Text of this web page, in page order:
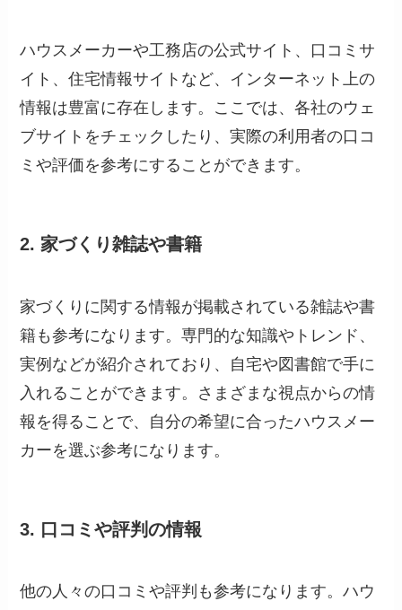
ハウスメーカーや工務店の公式サイト、口コミサ
イト、住宅情報サイトなど、インターネット上の
情報は豊富に存在します。ここでは、各社のウェ
ブサイトをチェックしたり、実際の利用者の口コ
ミや評価を参考にすることができます。
2. 家づくり雑誌や書籍
家づくりに関する情報が掲載されている雑誌や書
籍も参考になります。専門的な知識やトレンド、
実例などが紹介されており、自宅や図書館で手に
入れることができます。さまざまな視点からの情
報を得ることで、自分の希望に合ったハウスメー
カーを選ぶ参考になります。
3. 口コミや評判の情報
他の人々の口コミや評判も参考になります。ハウ